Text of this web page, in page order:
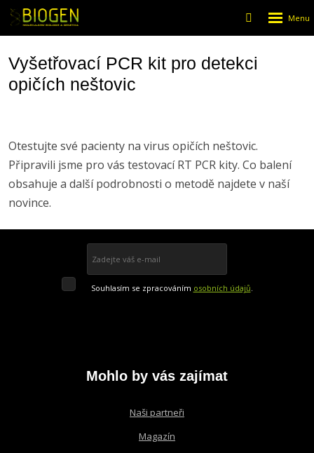
Vyhledávání
menu
Vyšetřovací PCR kit pro detekci
opičích neštovic
Otestujte své pacienty na virus opičích neštovic.
Připravili jsme pro vás testovací RT PCR kity. Co balení
obsahuje a další podrobnosti o metodě najdete v naší
novince.
se
Souhlasím se zpracováním osobních údajů.
odeslat.
Mohlo by vás zajímat
Naši partneři
Magazín